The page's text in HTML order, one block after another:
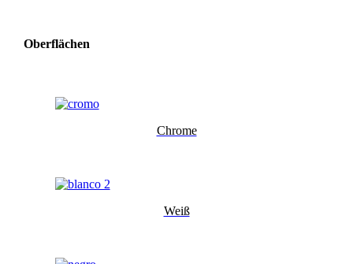
Oberflächen
Chrome
Weiß